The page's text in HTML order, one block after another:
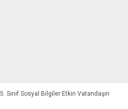
5. Sınıf Sosyal Bilgiler Etkin Vatandaşın